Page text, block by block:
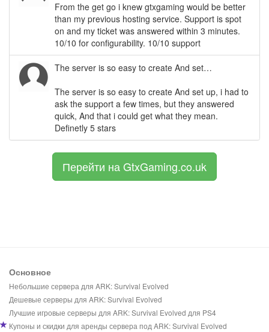
From the get go i knew gtxgaming would be better
than my previous hosting service. Support is spot
on and my ticket was answered within 3 minutes.
10/10 for configurability. 10/10 support
The server is so easy to create And set…
The server is so easy to create And set up, i had to
ask the support a few times, but they answered
quick, And that i could get what they mean.
Definetly 5 stars
Перейти на GtxGaming.co.uk
Основное
Небольшие сервера для ARK: Survival Evolved
Дешевые серверы для ARK: Survival Evolved
Лучшие игровые серверы для ARK: Survival Evolved для PS4
Купоны и скидки для аренды сервера под ARK: Survival Evolved